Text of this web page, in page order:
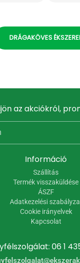
DRÁGAKÖVES
06 1
Információ
Szállítás
Termék visszaküldése
ÁSZF
Adatkezelési
Cookie irányelvek
Kapcsolat
az akciókról,